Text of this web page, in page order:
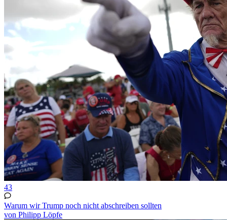
43
Warum wir Trump noch nicht abschreiben sollten
von Philipp Löpfe